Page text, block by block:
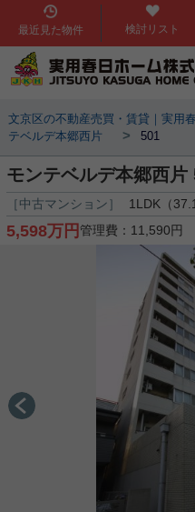
最近見た物件 検討リスト
文京区の不動産売買・賃貸｜実用
テベルデ本郷西片
> 501
モンテベルデ本郷西片
［中古マンション］ 1LDK（
5,598万円 管理費：11,590円